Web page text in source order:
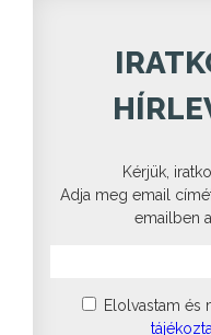
Kérjük,
Adja meg email
emailben
Elolvastam és